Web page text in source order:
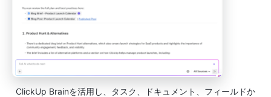
ClickUp Brainを活用し、タスク、ドキュメント、フィールドか